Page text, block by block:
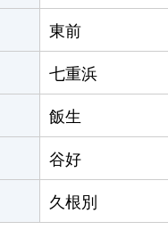
東前
七重浜
飯生
谷好
久根別